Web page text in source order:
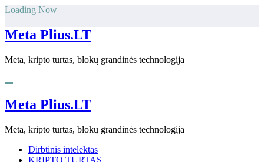
Skip
content
Loading Now
Meta Plius.LT
Meta, kripto turtas, blokų grandinės technologija
Meta Plius.LT
Meta, kripto turtas, blokų grandinės technologija
Dirbtinis intelektas
KRIPTO TURTAS